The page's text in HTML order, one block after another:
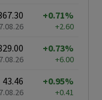
+0.71%
+2.60
+0.73%
+6.00
43.46 +0.95%
+0.41